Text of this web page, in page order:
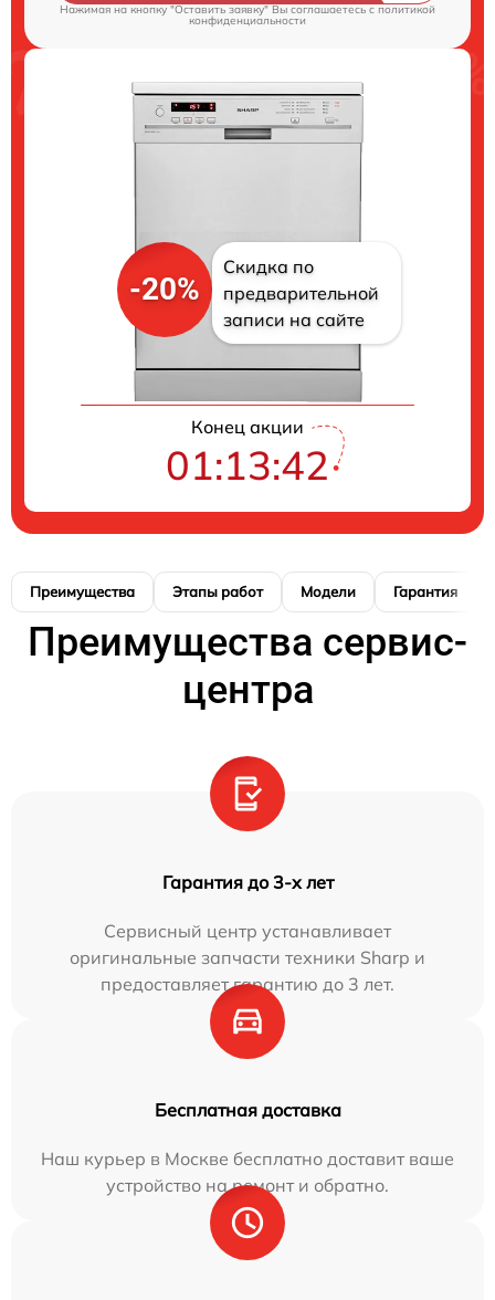
Нажимая на кнопку "Оставить заявку" Вы соглашаетесь cполитикой
конфиденциальности
-20%
Скидка по
предварительной
записи на сайте
Конец акции
01:13:41
Преимущества Этапы работ Модели Гарантия
Преимущества сервис-
центра
Гарантия до 3-х лет
Сервисный центр устанавливает
оригинальные запчасти техники Sharp и
предоставляет гарантию до 3 лет.
Бесплатная доставка
Наш курьер в Москве бесплатно доставит ваше
устройство на ремонт и обратно.